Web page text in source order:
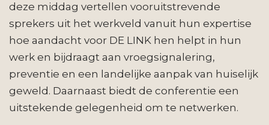
deze middag vertellen vooruitstrevende
sprekers uit het werkveld vanuit hun expertise
hoe aandacht voor DE LINK hen helpt in hun
werk en bijdraagt aan vroegsignalering,
preventie en een landelijke aanpak van huiselijk
geweld. Daarnaast biedt de conferentie een
uitstekende gelegenheid om te netwerken.